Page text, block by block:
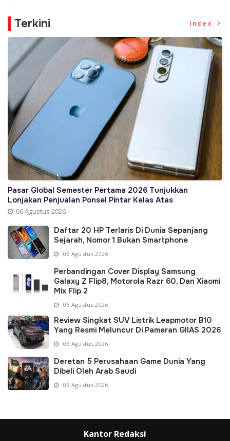
Terkini Index
Pasar Global Semester Pertama 2026 Tunjukkan
Lonjakan Penjualan Ponsel Pintar Kelas Atas
06 Agustus 2026
Daftar 20 HP Terlaris Di Dunia Sepanjang
Sejarah, Nomor 1 Bukan Smartphone
06 Agustus 2026
Perbandingan Cover Display Samsung
Galaxy Z Flip8, Motorola Razr 60, Dan Xiaomi
Mix Flip 2
06 Agustus 2026
Review Singkat SUV Listrik Leapmotor B10
Yang Resmi Meluncur Di Pameran GIIAS 2026
06 Agustus 2026
Deretan 5 Perusahaan Game Dunia Yang
Dibeli Oleh Arab Saudi
06 Agustus 2026
Kantor Redaksi